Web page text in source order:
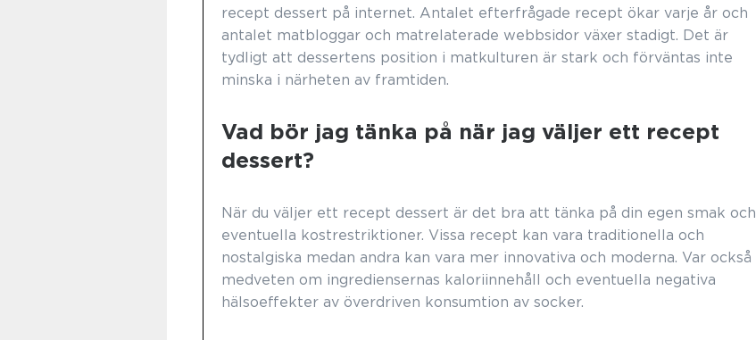
recept dessert på internet. Antalet efterfrågade recept ökar varje år och
antalet matbloggar och matrelaterade webbsidor växer stadigt. Det är
tydligt att dessertens position i matkulturen är stark och förväntas inte
minska i närheten av framtiden.
Vad bör jag tänka på när jag väljer ett recept
dessert?
När du väljer ett recept dessert är det bra att tänka på din egen smak och
eventuella kostrestriktioner. Vissa recept kan vara traditionella och
nostalgiska medan andra kan vara mer innovativa och moderna. Var också
medveten om ingrediensernas kaloriinnehåll och eventuella negativa
hälsoeffekter av överdriven konsumtion av socker.